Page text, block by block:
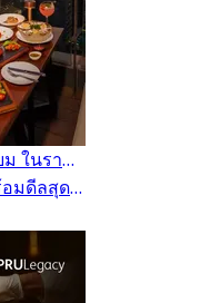
วิวหลักล้าน พร้อมอาหารระดับพรีเมียม ในราคาสุดคุ้ม
อาหารพรีเมียม เครื่องดื่มสุดพิเศษ พร้อมดีลสุดคุ้มจาก Hungry Hub